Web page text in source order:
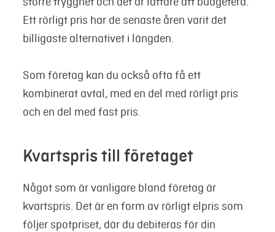
Ett rörligt pris har de senaste åren varit det
billigaste alternativet i längden.
Som företag kan du också ofta få ett
kombinerat avtal, med en del med rörligt pris
och en del med fast pris.
Kvartspris till företaget
Något som är vanligare bland företag är
kvartspris. Det är en form av rörligt elpris som
följer spotpriset, där du debiteras för din